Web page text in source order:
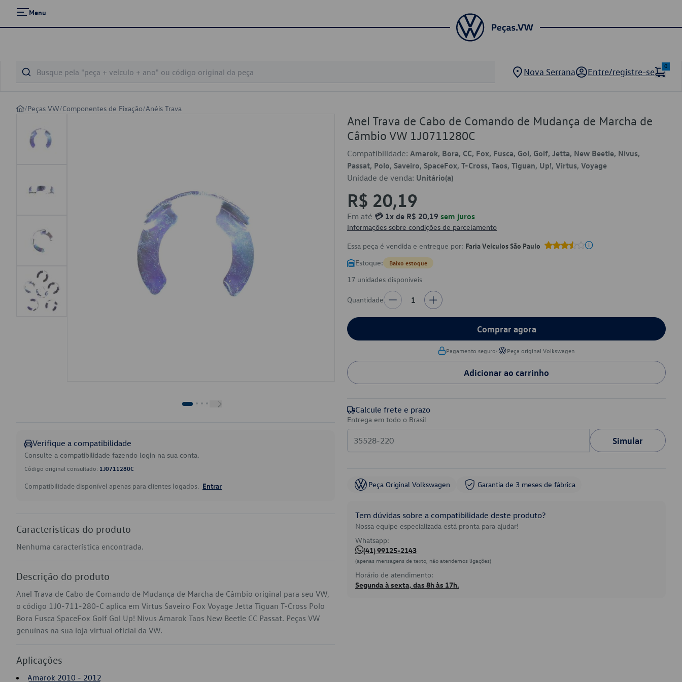
Menu
Nova Serrana Entre/registre-se
0
/Peças VW/Componentes de Fixação/Anéis Trava
Verifique a compatibilidade
Consulte a compatibilidade fazendo login na sua conta.
Código original consultado: 1J0711280C
Compatibilidade disponível apenas para clientes logados. Entrar
Características do produto
Nenhuma característica encontrada.
Descrição do produto
Anel Trava de Cabo de Comando de Mudança de Marcha de Câmbio original para seu VW,
o código 1J0-711-280-C aplica em Virtus Saveiro Fox Voyage Jetta Tiguan T-Cross Polo
Bora Fusca SpaceFox Golf Gol Up! Nivus Amarok Taos New Beetle CC Passat. Peças VW
genuínas na sua loja virtual oficial da VW.
Aplicações
Amarok 2010 - 2012
Anel Trava de Cabo de Comando de Mudança de Marcha de
Câmbio VW 1J0711280C
Compatibilidade: Amarok, Bora, CC, Fox, Fusca, Gol, Golf, Jetta, New Beetle, Nivus,
Passat, Polo, Saveiro, SpaceFox, T-Cross, Taos, Tiguan, Up!, Virtus, Voyage
Unidade de venda: Unitário(a)
R$ 20,19
Em até 💳 1x de R$ 20,19 sem juros
Informações sobre condições de parcelamento
Essa peça é vendida e entregue por: Faria Veículos São Paulo
Estoque: Baixo estoque
17 unidades disponíveis
Quantidade 1
Comprar agora
Pagamento seguro• Peça original Volkswagen
Adicionar ao carrinho
Calcule frete e prazo
Entrega em todo o Brasil
Simular
Peça Original Volkswagen Garantia de 3 meses de fábrica
Tem dúvidas sobre a compatibilidade deste produto?
Nossa equipe especializada está pronta para ajudar!
Whatsapp:
(41) 99125-2143
(apenas mensagens de texto, não atendemos ligações)
Horário de atendimento:
Segunda à sexta, das 8h às 17h.